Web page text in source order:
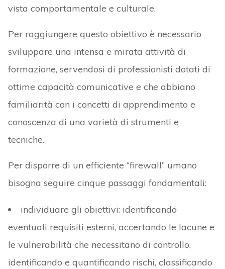
vista comportamentale e culturale.
Per raggiungere questo obiettivo è necessario
sviluppare una intensa e mirata attività di
formazione, servendosi di professionisti dotati di
ottime capacità comunicative e che abbiano
familiarità con i concetti di apprendimento e
conoscenza di una varietà di strumenti e
tecniche.
Per disporre di un efficiente “firewall” umano
bisogna seguire cinque passaggi fondamentali:
individuare gli obiettivi: identificando
eventuali requisiti esterni, accertando le lacune e
le vulnerabilità che necessitano di controllo,
identificando e quantificando rischi, classificando